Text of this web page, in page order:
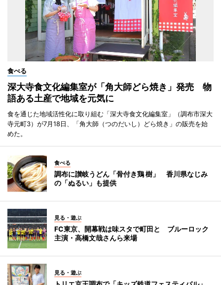
食べる
深大寺食文化編集室が「角大師どら焼き」発売 物
語ある土産で地域を元気に
食を通じた地域活性化に取り組む「深大寺食文化編集室」（調布市深大
寺元町3）が7月18日、「角大師（つのだいし）どら焼き」の販売を始
めた。
食べる
調布に讃岐うどん「骨付き鶏 樹」 香川県なじみ
の「ぬるい」も提供
見る・遊ぶ
FC東京、開幕戦は味スタで町田と ブルーロック
主演・高橋文哉さんら来場
見る・遊ぶ